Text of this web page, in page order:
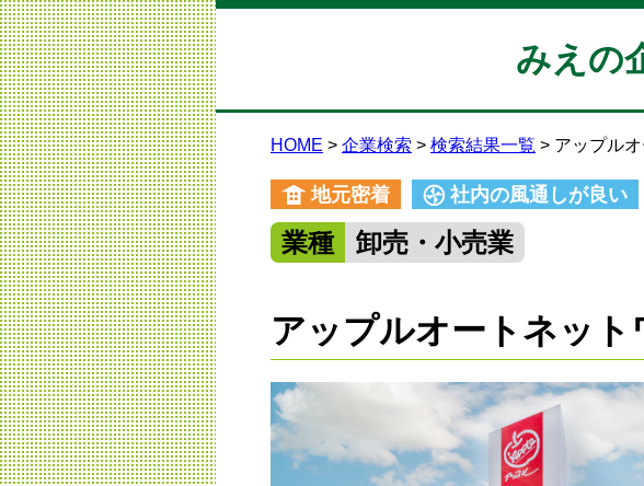
みえの
HOME 企業検索 検索結果一覧 アップル
地元密着 社内の風通しが良い
業種 卸売・小売業
アップルオートネット